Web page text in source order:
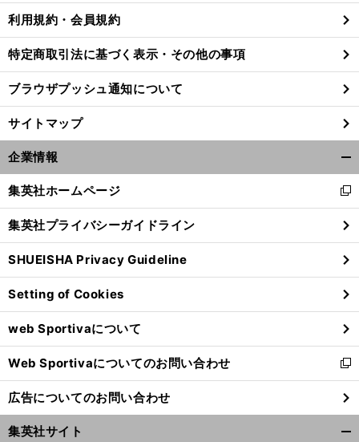
利用規約・会員規約
特定商取引法に基づく表示・その他の事項
ブラウザプッシュ通知について
サイトマップ
企業情報
閉
る
集英社ホームページ
新
し
い
ウ
ィ
ン
ド
ウ
で
開
く
集英社プライバシーガイドライン
SHUEISHA Privacy Guideline
Setting of Cookies
web Sportivaについて
Web Sportivaについてのお問い合わせ
新
し
い
ウ
ィ
広告についてのお問い合わせ
集英社サイト